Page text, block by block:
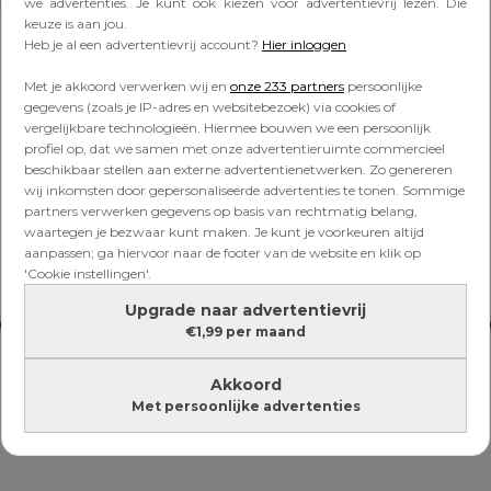
keuze is aan jou.
Heb je al een advertentievrij account? Hier inloggen
Met je akkoord verwerken wij en onze 233 partners persoonlijke
gegevens (zoals je IP-adres en websitebezoek) via cookies of
vergelijkbare technologieën. Hiermee bouwen we een persoonlijk
profiel op, dat we samen met onze advertentieruimte commercieel
beschikbaar stellen aan externe advertentienetwerken. Zo genereren
wij inkomsten door gepersonaliseerde advertenties te tonen. Sommige
partners verwerken gegevens op basis van rechtmatig belang,
waartegen je bezwaar kunt maken. Je kunt je voorkeuren altijd
aanpassen; ga hiervoor naar de footer van de website en klik op
'Cookie instellingen'.
Upgrade naar advertentievrij
€1,99 per maand
Akkoord
Met persoonlijke advertenties